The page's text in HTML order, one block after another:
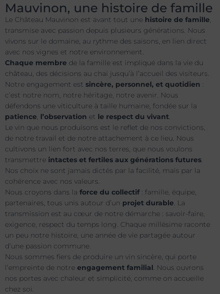
Mauvinon, une histoire de famille
Le Château Mauvinon est avant tout une histoire de famille,
transmise avec passion depuis plusieurs générations. Nous
vivons sur le domaine, au rythme des saisons, en lien direct
avec nos vignes et notre environnement.
Chaque membre de la famille est impliqué dans la vie du
château, des décisions au chai jusqu’à l’accueil des visiteurs.
Notre engagement est sincère, personnel, et quotidien :
c’est notre nom, notre héritage, notre avenir. Nous
défendons une viticulture à taille humaine, fondée sur la
patience, l’observation et le respect du vivant.
Le vin que nous produisons est le reflet de nos convictions,
de notre travail et de notre attachement à ce lieu. Nous
cultivons un lien fort avec nos terres, que nous voulons
transmettre intactes et fertiles aux générations futures.
Nos choix ne sont jamais dictés par la facilité, mais par la
cohérence avec nos valeurs.
Nous croyons dans la force du collectif: famille, équipe,
partenaires, tous unis autour d’un projet durable. La
transmission est au cœur de notre démarche : savoir-faire,
exigence, respect du temps long. Chaque millésime raconte
un peu notre histoire, une année de vie partagée autour
d’une passion commune.
Nous sommes fiers de produire un vin sincère, qui porte
l’empreinte de notre engagement familial. Nous ouvrons
nos portes avec chaleur et simplicité, comme on accueille
chez soi.